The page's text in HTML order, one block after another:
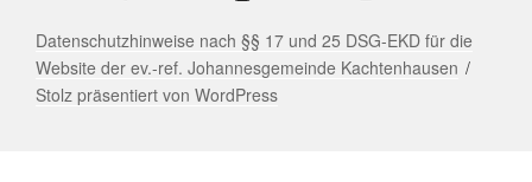
Datenschutzhinweise nach §§ 17 und 25 DSG-EKD für die
Website der ev.-ref. Johannesgemeinde Kachtenhausen
Stolz präsentiert von WordPress